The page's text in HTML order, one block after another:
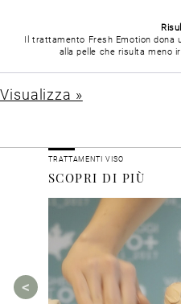
Il trattamento Fresh Emotion dona
alla pelle che risulta meno
Visualizza »
TRATTAMENTI VISO
SCOPRI DI PIÙ